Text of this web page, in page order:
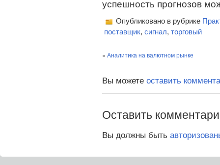
успешность прогнозов
Опубликовано в рубрике
поставщик, сигнал, торговый
« Аналитика на валютном рынке
Вы можете оставить
Оставить
Вы должны быть